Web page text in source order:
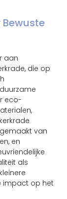
aan
die op
eco-
van
en
als
impact op het